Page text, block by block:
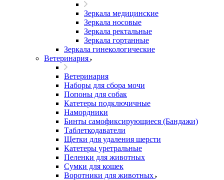
Зеркала медицинские
Зеркала носовые
Зеркала ректальные
Зеркала гортанные
Зеркала гинекологические
Ветеринария
Ветеринария
Наборы для сбора мочи
Попоны для собак
Катетеры подключичные
Намордники
Бинты самофиксирующиеся (Бандажи)
Таблеткодаватели
Щетки для удаления шерсти
Катетеры уретральные
Пеленки для животных
Сумки для кошек
Воротники для животных